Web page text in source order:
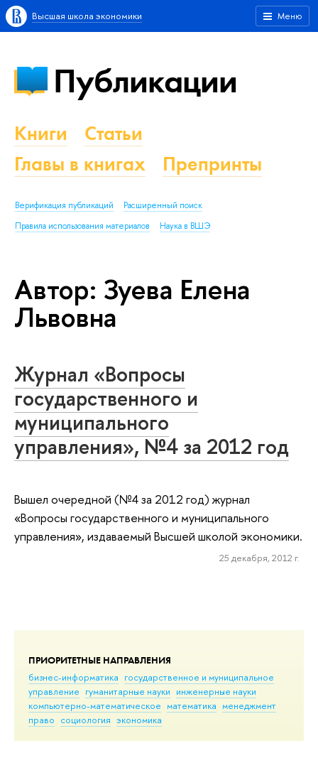
Меню
Высшая школа экономики
ПРИОРИТЕТНЫЕ НАПРАВЛЕНИЯ
бизнес-информатика государственное и муниципальное
управление гуманитарные науки инженерные науки
компьютерно-математическое математика менеджмент
право социология экономика
Публикации
Книги
Статьи
Главы в книгах
Препринты
Верификация публикаций
Расширенный поиск
Правила использования материалов
Наука в ВШЭ
Автор: Зуева Елена
Львовна
Журнал «Вопросы
государственного и
муниципального
управления», №4 за 2012 год
Вышел очередной (№4 за 2012 год) журнал
«Вопросы государственного и муниципального
управления», издаваемый Высшей школой экономики.
25 декабря, 2012 г.